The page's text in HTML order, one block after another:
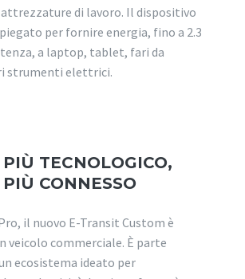
di lavoro. Il dispositivo
per fornire energia, fino a 2.3
a laptop, tablet, fari da
strumenti elettrici.
TECNOLOGICO,
CONNESSO
il nuovo E-Transit Custom è
veicolo commerciale. È parte
ecosistema ideato per